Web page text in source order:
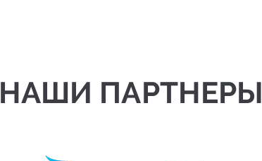
НАШИ ПАРТНЕРЫ